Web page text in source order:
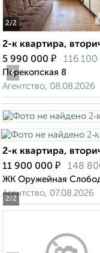
2/2
2-к квартира,
5 990 000 ₽ 116 100
Перекопская 8
Агентство, 08.08.2026
2/2
‹
2-к квартира,
11 900 000 ₽ 148
ЖК Оружейная
Агентство, 07.08.2026